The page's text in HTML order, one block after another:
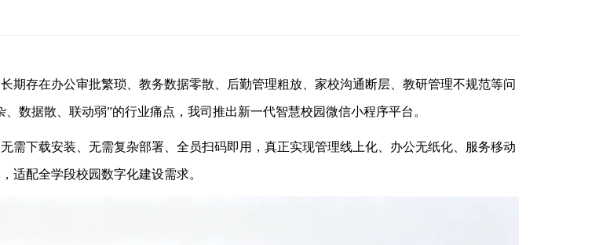
期存在办公审批繁琐、教务数据零散、后勤管理粗放、家校沟通断层、教研管理不规范等问
数据散、联动弱”的行业痛点，我司推出新一代智慧校园微信小程序平台。
需下载安装、无需复杂部署、全员扫码即用，真正实现管理线上化、办公无纸化、服务移动
适配全学段校园数字化建设需求。